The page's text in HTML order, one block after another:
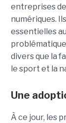
entreprises
numériques.
essentielles
divers que la
le sport et la
Une
À ce jour, les